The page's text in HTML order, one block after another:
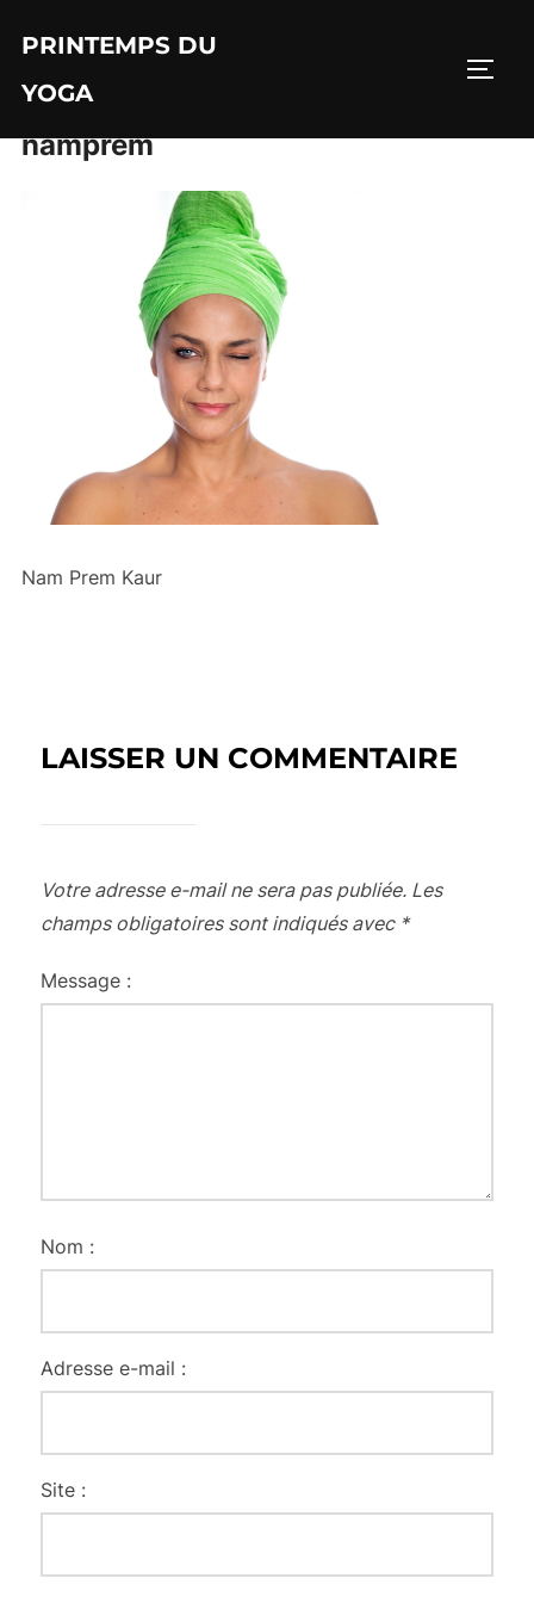
contenu
PRINTEMPS DU
YOGA
namprem
Nam Prem Kaur
LAISSER UN COMMENTAIRE
Votre adresse e-mail ne sera pas publiée. Les
champs obligatoires sont indiqués avec *
Message :
Nom :
Adresse e-mail :
Site :